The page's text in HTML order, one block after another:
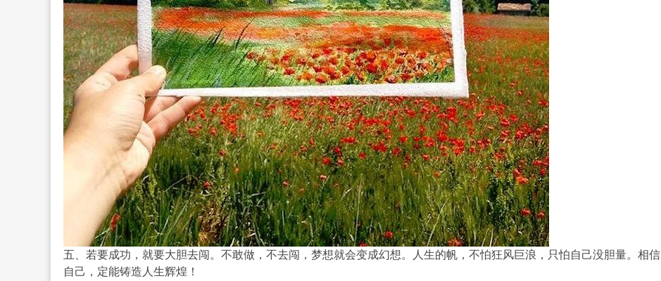
五、若要成功，就要大胆去闯。不敢做，不去闯，梦想就会变成幻想。人生的帆，不怕狂风巨浪，只怕自己没胆量。相信
自己，定能铸造人生辉煌！